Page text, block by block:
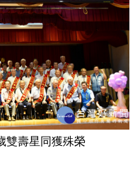
壽星同獲殊榮